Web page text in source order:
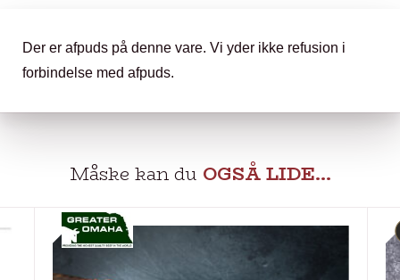
Der er afpuds på denne vare. Vi yder ikke refusion i
forbindelse med afpuds.
Måske kan du OGSÅ LIDE…